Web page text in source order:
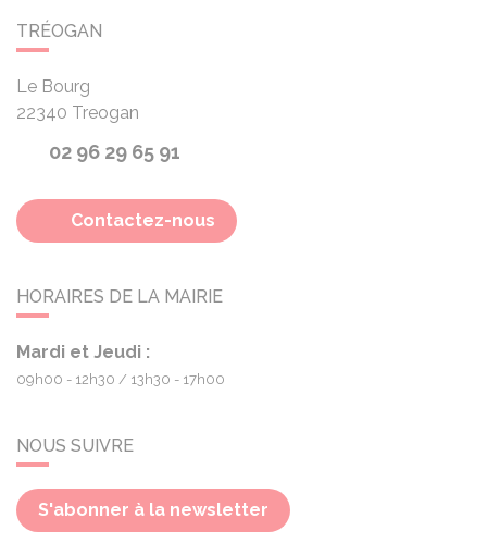
TRÉOGAN
Le Bourg
22340 Treogan
02 96 29 65 91
Contactez-nous
HORAIRES DE LA MAIRIE
Mardi et Jeudi :
09h00 - 12h30 13h30 - 17h00
NOUS SUIVRE
S'abonner à la newsletter